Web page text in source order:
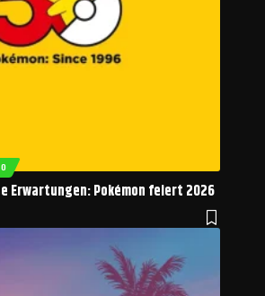
Erwartungen: Pokémon feiert 2026